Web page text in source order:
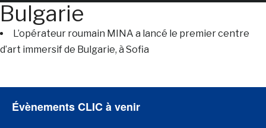
Bulgarie
L’opérateur roumain MINA a lancé le premier centre
d’art immersif de Bulgarie, à Sofia
Évènements CLIC à venir